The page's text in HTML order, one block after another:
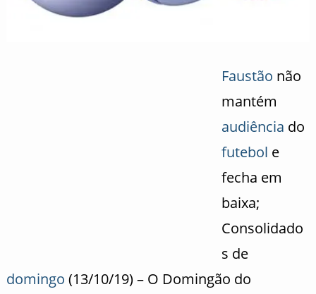
Faustão não
mantém
audiência do
futebol e
fecha em
baixa;
Consolidado
s de
domingo (13/10/19) – O Domingão do